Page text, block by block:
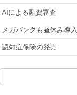
AIによる融資審査
メガバンクも昼休み導入
認知症保険の発売